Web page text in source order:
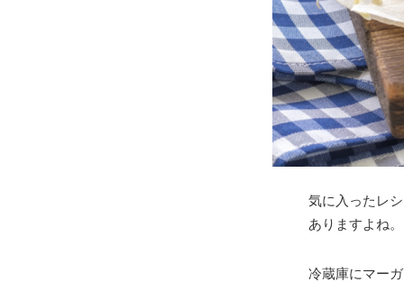
気に入ったレ
ありますよね
冷蔵庫にマー